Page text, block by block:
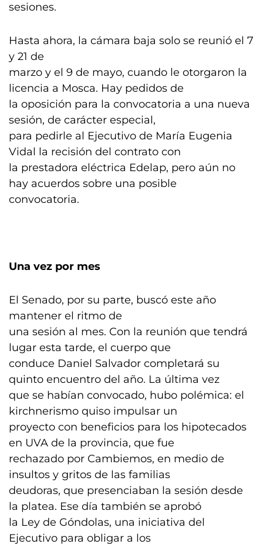
sesiones.
Hasta ahora, la cámara baja solo se reunió el 7
y 21 de
marzo y el 9 de mayo, cuando le otorgaron la
licencia a Mosca. Hay pedidos de
la oposición para la convocatoria a una nueva
sesión, de carácter especial,
para pedirle al Ejecutivo de María Eugenia
Vidal la recisión del contrato con
la prestadora eléctrica Edelap, pero aún no
hay acuerdos sobre una posible
convocatoria.
Una vez por mes
El Senado, por su parte, buscó este año
mantener el ritmo de
una sesión al mes. Con la reunión que tendrá
lugar esta tarde, el cuerpo que
conduce Daniel Salvador completará su
quinto encuentro del año. La última vez
que se habían convocado, hubo polémica: el
kirchnerismo quiso impulsar un
proyecto con beneficios para los hipotecados
en UVA de la provincia, que fue
rechazado por Cambiemos, en medio de
insultos y gritos de las familias
deudoras, que presenciaban la sesión desde
la platea. Ese día también se aprobó
la Ley de Góndolas, una iniciativa del
Ejecutivo para obligar a los